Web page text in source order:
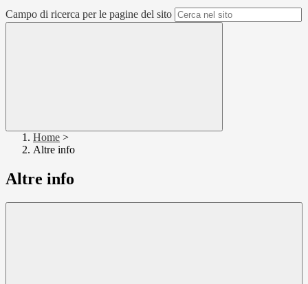
Campo di ricerca per le pagine del sito
Home >
Altre info
Altre info